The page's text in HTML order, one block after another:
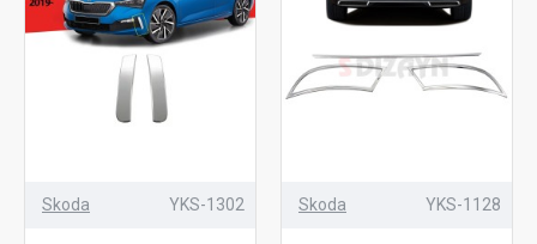
Skoda YKS-1302 Skoda YKS-1128